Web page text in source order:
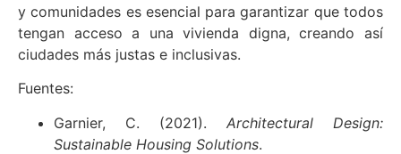
y comunidades es esencial para garantizar que todos
tengan acceso a una vivienda digna, creando así
ciudades más justas e inclusivas.
Fuentes:
Garnier, C. (2021). Architectural Design:
Sustainable Housing Solutions.